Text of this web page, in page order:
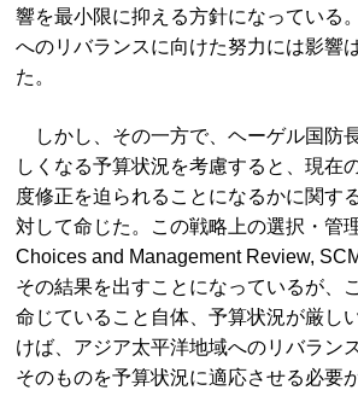
響を最小限に抑える方針になっている
へのリバランスに向けた努力には影響
た。
しかし、その一方で、ヘーゲル国防
しくなる予算状況を考慮すると、現在
度修正を迫られることになるかに関す
対して命じた。この戦略上の選択・管
Choices and Management Review,
その結果を出すことになっているが、
命じていること自体、予算状況が厳し
けば、アジア太平洋地域へのリバラン
そのものを予算状況に適応させる必要